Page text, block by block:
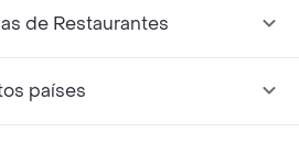
de Restaurantes
países